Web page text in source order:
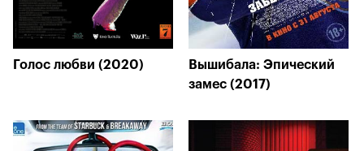
Голос любви (2020)
Вышибала: Эпический
замес (2017)